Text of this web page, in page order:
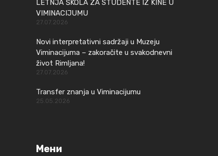
LETNJA ŠKOLA ZA STUDENTE IZ KINE U
VIMINACIJUMU
27.07.2026
Novi interpretativni sadržaji u Muzeju
Viminacijuma – zakoračite u svakodnevni
život Rimljana!
27.07.2026
Transfer znanja u Viminacijumu
25.05.2026
Мени